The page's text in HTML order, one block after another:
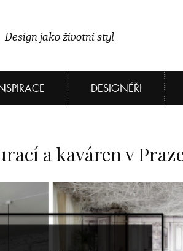
Design jako životní styl
DESIGNÉŘI
a kaváren v